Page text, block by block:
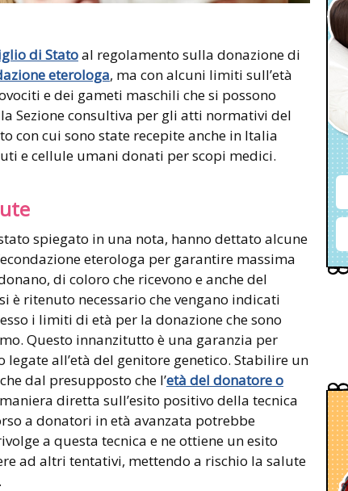
di Statoal regolamento sulla donazione di
eterologa, ma con alcuni limiti sull’età
e dei gameti maschili che si possono
Sezione consultiva per gli atti normativi del
con cui sono state recepite anche in Italia
e cellule umani donati per scopi medici.
spiegato in una nota, hanno dettato alcune
eterologa per garantire massima
di coloro che ricevono e anche del
è ritenuto necessario che vengano indicati
i limiti di età per la donazione che sono
Questo innanzitutto è una garanzia per
all’età del genitore genetico. Stabilire un
dal presupposto che l’età del donatore o
diretta sull’esito positivo della tecnica
a donatori in età avanzata potrebbe
a questa tecnica e ne ottiene un esito
ad altri tentativi, mettendo a rischio la salute